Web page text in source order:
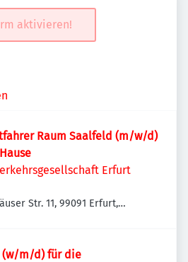
aktivieren!
Raum Saalfeld (m/w/d)
Erfurt
Str. 11, 99091 Erfurt,